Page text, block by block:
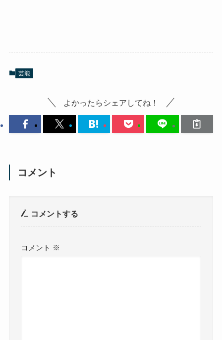
芸能
よかったらシェアしてね！
コメント
コメントする
コメント ※